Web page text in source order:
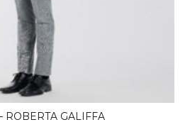
ROBERTA GALIFFA